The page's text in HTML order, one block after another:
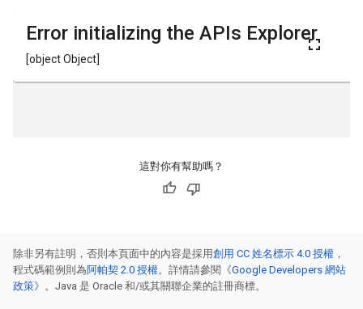
這對你有幫助嗎？
除非另有註明，否則本頁面中的內容是採用創用 CC 姓名標示 4.0 授權 ，
程式碼範例則為阿帕契 2.0 授權。詳情請參閱《Google Developers 網站
政策》。Java 是 Oracle 和/或其關聯企業的註冊商標。